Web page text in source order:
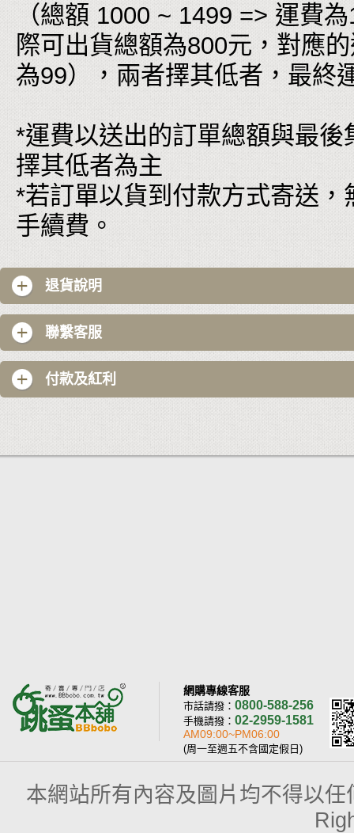
（總額 1000 ~ 1499 => 運費
際可出貨總額為800元，對應
為99），兩者擇其低者，最終
*運費以送出的訂單總額與最
擇其低者為主
*若訂單以貨到付款方式寄送
手續費。
退貨說明
聯繫客服
付款及紅利
網購專線客服
市話請撥： 0800-588-256
手機請撥： 02-2959-1581
AM09:00~PM06:00
(周一至週五不含國定假日)
本網站所有內容及圖片均不得以